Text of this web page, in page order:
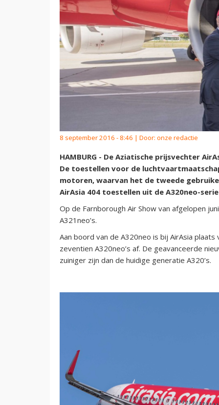
8 september 2016 - 8:46 | Door: onze redactie
HAMBURG - De Aziatische prijsvechter
De toestellen voor de
motoren, waarvan het de tweede
AirAsia 404 toestellen uit de A320neo-
Op de Farnborough Air Show van afgelopen
A321neo’s.
Aan boord van de A320neo is bij AirAsia
zeventien A320neo’s af. De geavanceerde
zuiniger zijn dan de huidige generatie A320’s.